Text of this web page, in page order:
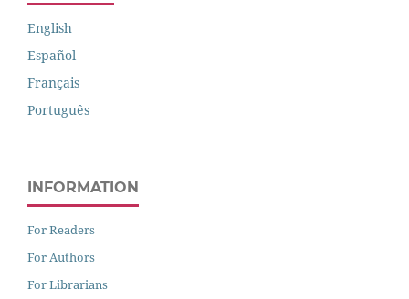
English
Español
Français
Português
INFORMATION
For Readers
For Authors
For Librarians